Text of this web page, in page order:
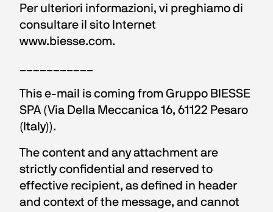
Per ulteriori informazioni, vi preghiamo di
consultare il sito Internet
www.biesse.com.
___________
This e-mail is coming from Gruppo BIESSE
SPA (Via Della Meccanica 16, 61122 Pesaro
(Italy)).
The content and any attachment are
strictly confidential and reserved to
effective recipient, as defined in header
and context of the message, and cannot